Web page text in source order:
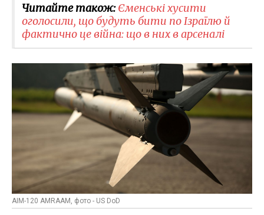
Читайте також:Єменські хусити
оголосили, що будуть бити по Ізраїлю й
фактично це війна: що в них в арсеналі
AIM-120 AMRAAM, фото - US DoD